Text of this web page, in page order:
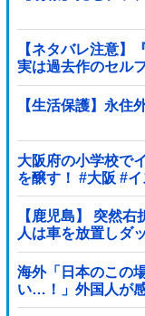
【ネタバレ注意】
実は過去作のセル
【生活保護】永住
大阪府の小学校で
を醸
【鹿児島】 突然
人は車を放置しダ
海外「日本のこの
い…！」外国人が
外の反応】